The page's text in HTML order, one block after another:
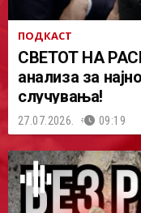
ПОДКАСТ
СВЕТОТ НА
анализа за
случувања!
27.07.2026. 09:19